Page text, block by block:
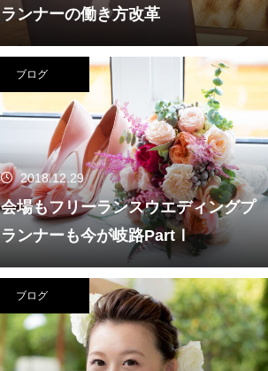
ランナーの働き方改革
ブログ
2018.12.29
会場もフリーランスウエディングプ
ランナーも今が岐路PartⅠ
ブログ